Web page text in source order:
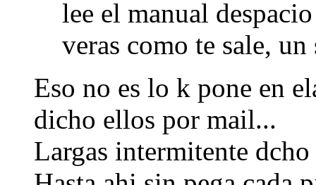
lee el manual
veras como te sale, un
Eso no es lo k pone en
dicho ellos por mail...
Largas intermitente